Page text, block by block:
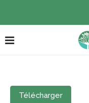
Télécharger